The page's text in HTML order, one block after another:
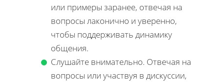
или примеры заранее, отвечая на
вопросы лаконично и уверенно,
чтобы поддерживать динамику
общения.
Слушайте внимательно. Отвечая на
вопросы или участвуя в дискуссии,